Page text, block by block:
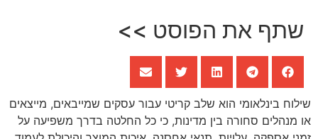
שתף את הפוסט >>
שילוח בינלאומי הוא שלב קריטי עבור עסקים שמייבאים, מייצאים
או מנהלים סחורה בין מדינות, כי כל החלטה בדרך משפיעה על